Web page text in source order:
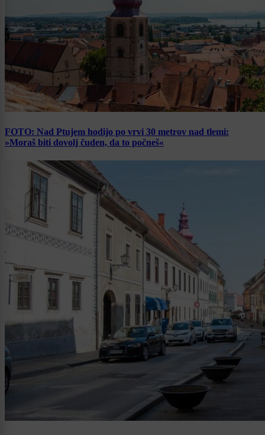
FOTO: Nad Ptujem hodijo po vrvi 30 metrov nad tlemi:
»Moraš biti dovolj čuden, da to počneš«